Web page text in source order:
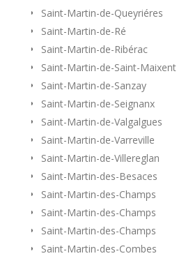
Saint-Martin-de-Queyriéres
Saint-Martin-de-Ré
Saint-Martin-de-Ribérac
Saint-Martin-de-Saint-Maixent
Saint-Martin-de-Sanzay
Saint-Martin-de-Seignanx
Saint-Martin-de-Valgalgues
Saint-Martin-de-Varreville
Saint-Martin-de-Villereglan
Saint-Martin-des-Besaces
Saint-Martin-des-Champs
Saint-Martin-des-Champs
Saint-Martin-des-Champs
Saint-Martin-des-Combes